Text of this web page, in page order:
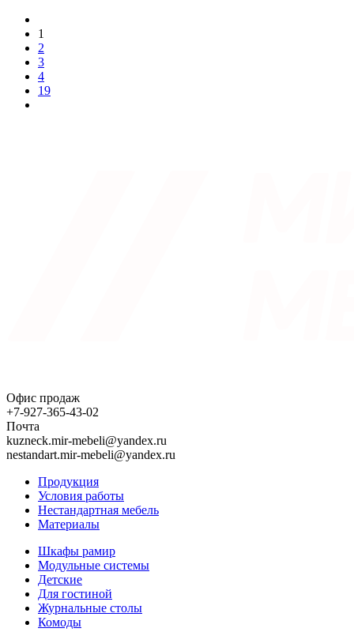
1
2
3
4
19
Офис продаж
+7-927-365-43-02
Почта
kuzneck.mir-mebeli@yandex.ru
nestandart.mir-mebeli@yandex.ru
Продукция
Условия работы
Нестандартная мебель
Материалы
Шкафы рамир
Модульные системы
Детские
Для гостиной
Журнальные столы
Комоды